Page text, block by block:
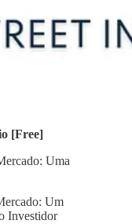
[Free]
Uma
Um
Investidor